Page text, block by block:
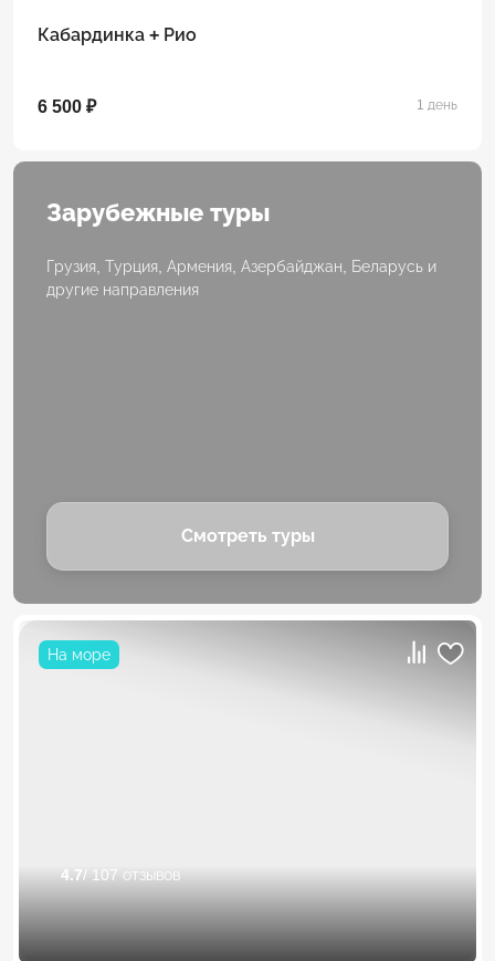
Кабардинка + Рио
6 500 ₽ 1 день
Зарубежные туры
Грузия, Турция, Армения, Азербайджан, Беларусь и
другие направления
Смотреть туры
На море
4.7/ 107 отзывов